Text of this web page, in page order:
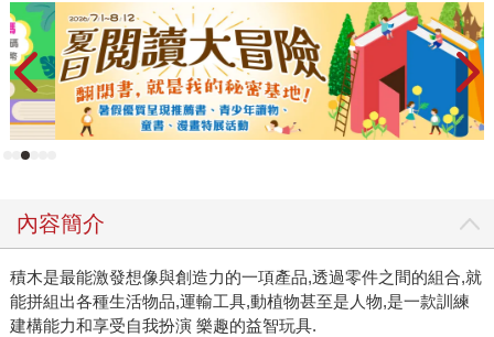
內容簡介
積木是最能激發想像與創造力的一項產品,透過零件之間的組合,就
能拼組出各種生活物品,運輸工具,動植物甚至是人物,是一款訓練
建構能力和享受自我扮演 樂趣的益智玩具.